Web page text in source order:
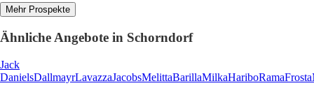
Mehr Prospekte
Ähnliche Angebote in Schorndorf
Jack
DanielsDallmayrLavazzaJacobsMelittaBarillaMilkaHariboRamaFrosta